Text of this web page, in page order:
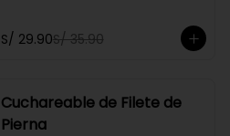
S/ 29.90S/ 35.90
Cuchareable de Filete de
Pierna